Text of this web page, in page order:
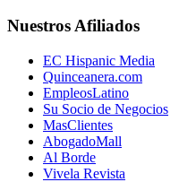
Nuestros Afiliados
EC Hispanic Media
Quinceanera.com
EmpleosLatino
Su Socio de Negocios
MasClientes
AbogadoMall
Al Borde
Vivela Revista